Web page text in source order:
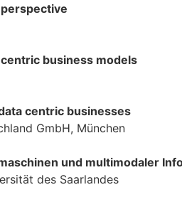
business models
centric businesses
GmbH, München
und multimodaler
des Saarlandes